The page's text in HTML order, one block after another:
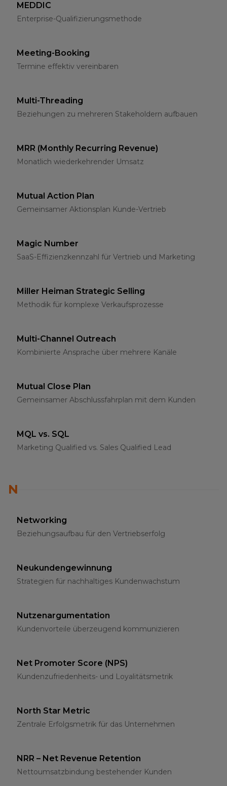
MEDDIC
Enterprise-Qualifizierungsmethode
Meeting-Booking
Termine effektiv vereinbaren
Multi-Threading
Beziehungen zu mehreren Stakeholdern aufbauen
MRR (Monthly Recurring Revenue)
Monatlich wiederkehrender Umsatz
Mutual Action Plan
Gemeinsamer Aktionsplan Kunde-Vertrieb
Magic Number
SaaS-Effizienzkennzahl für Vertrieb und Marketing
Miller Heiman Strategic Selling
Methodik für komplexe Verkaufsprozesse
Multi-Channel Outreach
Kombinierte Ansprache über mehrere Kanäle
Mutual Close Plan
Gemeinsamer Abschlussfahrplan mit dem Kunden
MQL vs. SQL
Marketing Qualified vs. Sales Qualified Lead
N
Networking
Beziehungsaufbau für den Vertriebserfolg
Neukundengewinnung
Strategien für nachhaltiges Kundenwachstum
Nutzenargumentation
Kundenvorteile überzeugend kommunizieren
Net Promoter Score (NPS)
Kundenzufriedenheits- und Loyalitätsmetrik
North Star Metric
Zentrale Erfolgsmetrik für das Unternehmen
NRR – Net Revenue Retention
Nettoumsatzbindung bestehender Kunden